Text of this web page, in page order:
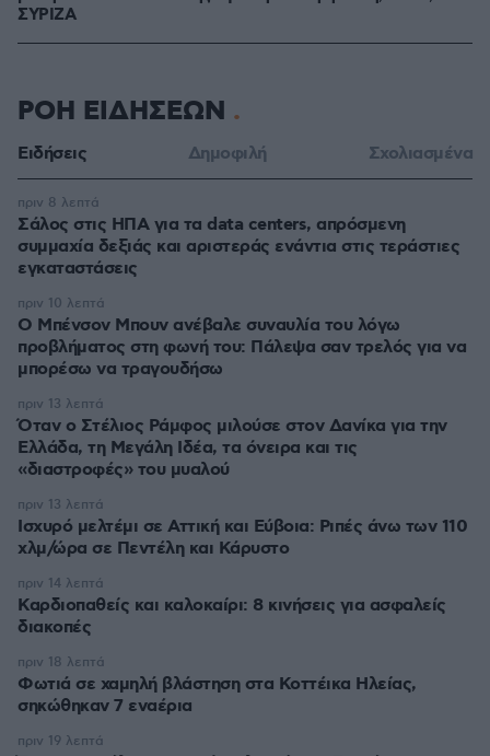
ΣΥΡΙΖΑ
ΡΟΗ ΕΙΔΗΣΕΩΝ
Ειδήσεις Δημοφιλή Σχολιασμένα
Σάλος στις ΗΠΑ για τα data centers, απρόσμενη
συμμαχία δεξιάς και αριστεράς ενάντια στις τεράστιες
εγκαταστάσεις
πριν 8 λεπτά
Ο Μπένσον Μπουν ανέβαλε συναυλία του λόγω
προβλήματος στη φωνή του: Πάλεψα σαν τρελός για να
μπορέσω να τραγουδήσω
πριν 10 λεπτά
Όταν ο Στέλιος Ράμφος μιλούσε στον Δανίκα για την
Ελλάδα, τη Μεγάλη Ιδέα, τα όνειρα και τις
«διαστροφές» του μυαλού
πριν 13 λεπτά
Ισχυρό μελτέμι σε Αττική και Εύβοια: Ριπές άνω των 110
χλμ/ώρα σε Πεντέλη και Κάρυστο
πριν 13 λεπτά
Καρδιοπαθείς και καλοκαίρι: 8 κινήσεις για ασφαλείς
διακοπές
πριν 14 λεπτά
Φωτιά σε χαμηλή βλάστηση στα Κοττέικα Ηλείας,
σηκώθηκαν 7 εναέρια
πριν 18 λεπτά
πριν 19 λεπτά